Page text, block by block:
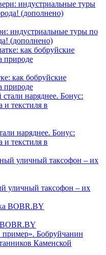
индустриальные туры по
(дополнено)
как бобруйские
природе
наряднее. Бонус:
и текстиля в
уличный таксофон – их
BOBR.BY